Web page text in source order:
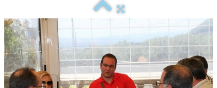
Hacerse socio
Log diploma en Pdf
Fotos▼
Sistemas Digitales